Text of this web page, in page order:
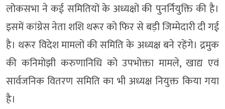
लोकसभा ने कई समितियों के अध्यक्षों की पुनर्नियुक्ति की है।
इसमें कांग्रेस नेता शशि थरूर को फिर से बड़ी जिम्मेदारी दी गई
है। थरूर विदेश मामलों की समिति के अध्यक्ष बने रहेंगे। द्रमुक
की कनिमोझी करुणानिधि को उपभोक्ता मामले, खाद्य एवं
सार्वजनिक वितरण समिति का भी अध्यक्ष नियुक्त किया गया
है।